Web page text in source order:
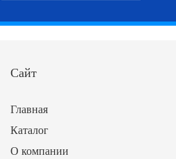
Сайт
Главная
Каталог
О компании